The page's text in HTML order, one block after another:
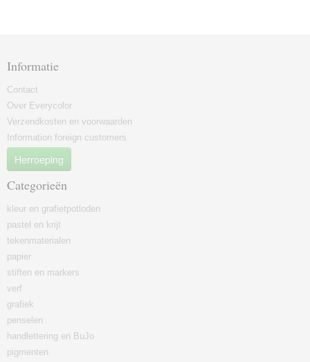
Informatie
Contact
Over Everycolor
Verzendkosten en voorwaarden
Information foreign customers
Herroeping
Categorieën
kleur en grafietpotloden
pastel en krijt
tekenmaterialen
papier
stiften en markers
verf
grafiek
penselen
handlettering en BuJo
pigmenten